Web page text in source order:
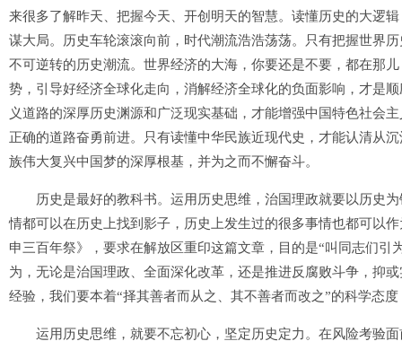
来很多了解昨天、把握今天、开创明天的智慧。读懂历史的大逻
谋大局。历史车轮滚滚向前，时代潮流浩浩荡荡。只有把握世界
不可逆转的历史潮流。世界经济的大海，你要还是不要，都在那
势，引导好经济全球化走向，消解经济全球化的负面影响，才是
义道路的深厚历史渊源和广泛现实基础，才能增强中国特色社会
正确的道路奋勇前进。只有读懂中华民族近现代史，才能认清从
族伟大复兴中国梦的深厚根基，并为之而不懈奋斗。
历史是最好的教科书。运用历史思维，治国理政就要以历史为
情都可以在历史上找到影子，历史上发生过的很多事情也都可以
申三百年祭》，要求在解放区重印这篇文章，目的是“叫同志们
为，无论是治国理政、全面深化改革，还是推进反腐败斗争，抑
经验，我们要本着“择其善者而从之、其不善者而改之”的科学态
运用历史思维，就要不忘初心，坚定历史定力。在风险考验面